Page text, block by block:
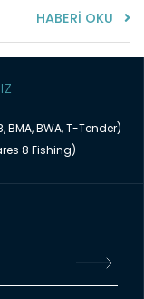
HABERİ OKU
BMA, BWA, T-Tender)
8 Fishing)